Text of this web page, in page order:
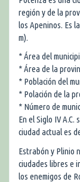
región y de la
los Apeninos. Es
m).
* Área del
* Área de la
* Población del
* Polación de la
* Número de
En el Siglo IV
ciudad actual es
Estrabón y Plinio
ciudades libres e
los enemigos de